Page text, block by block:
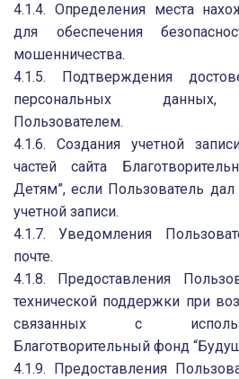
4.1.4. Определения места
для обеспечения
мошенничества.
4.1.5. Подтверждения
персональных данных,
Пользователем.
4.1.6. Создания учетной
частей сайта
Детям”, если Пользователь дал
учетной записи.
4.1.7. Уведомления
почте.
4.1.8. Предоставления
технической поддержки при
связанных с
Благотворительный фонд
4.1.9. Предоставления